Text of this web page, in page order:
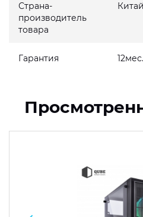
Страна-
производитель
товара
Китай
Гарантия 12мес.